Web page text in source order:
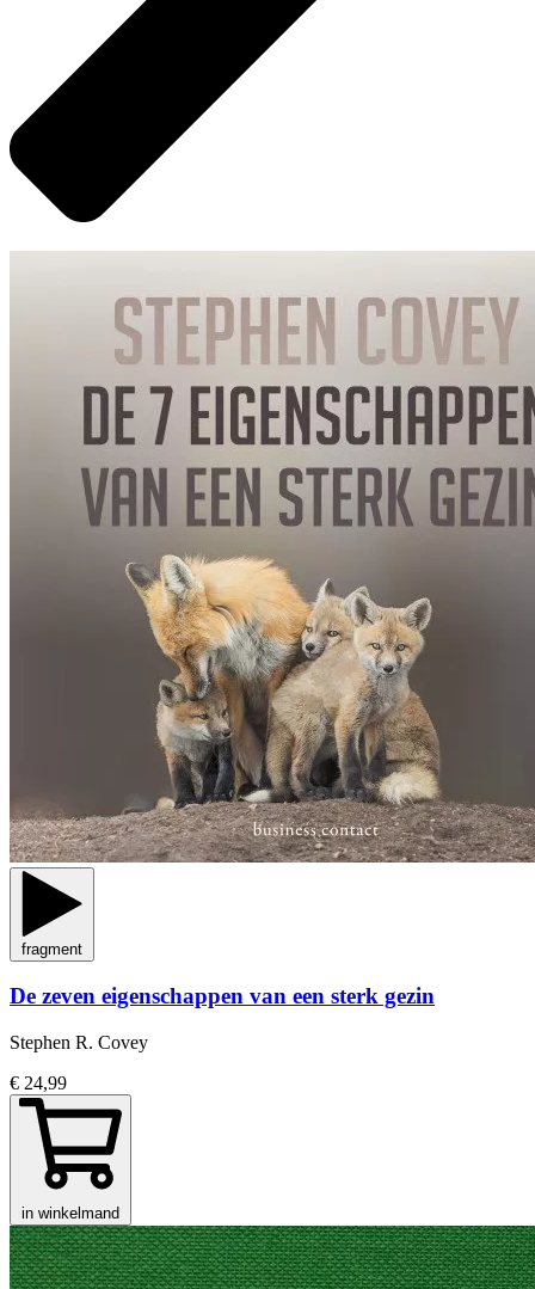
fragment
De zeven eigenschappen van een sterk gezin
Stephen R. Covey
€ 24,99
in winkelmand